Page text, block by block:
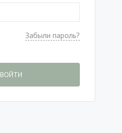
Забыли пароль?
ВОЙТИ